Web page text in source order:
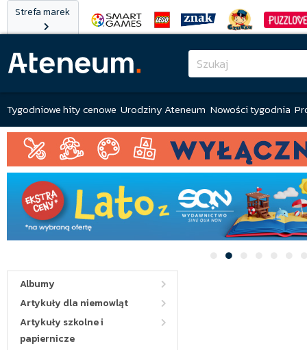
Strefa marek
Tygodniowe hity cenowe Urodziny Ateneum Nowości tygodnia
Albumy
Artykuły dla niemowląt
Artykuły szkolne i
papiernicze